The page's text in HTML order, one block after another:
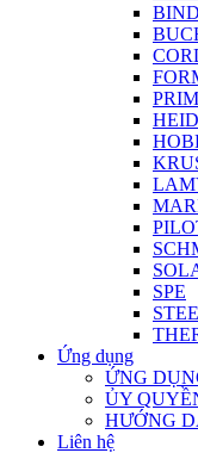
SPE
Ứng dụng
ỨNG
ỦY
HƯỚNG
Liên hệ